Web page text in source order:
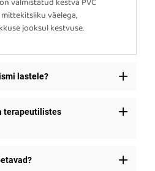
väelega,
jooksul kestvuse.
lastele?
terapeutilistes